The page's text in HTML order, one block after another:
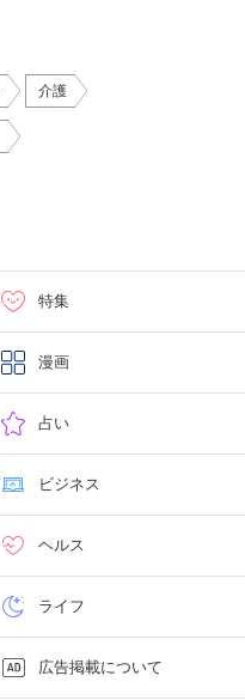
介護
特集
漫画
占い
ビジネス
ヘルス
ライフ
広告掲載について